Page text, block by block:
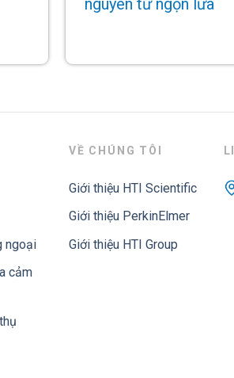
nguyên tử ngọn lửa
ngoại
cảm
VỀ CHÚNG TÔI
Giới thiệu HTI Scientific
Giới thiệu PerkinElmer
Giới thiệu HTI Group